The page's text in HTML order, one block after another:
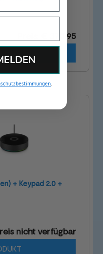
Preis: € 370,95
+ Keypad 2.0 +
nicht verfügbar